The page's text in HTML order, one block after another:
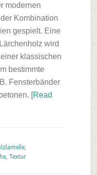
modernen
Kombination
gespielt. Eine
wird
klassischen
bestimmte
Fensterbänder
[Read
,
, Textur